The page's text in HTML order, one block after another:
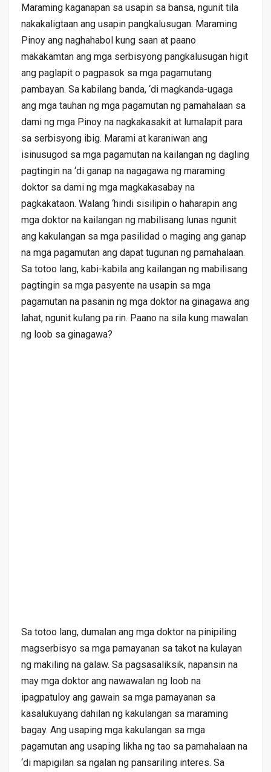
Maraming kaganapan sa usapin sa bansa, ngunit tila
nakakaligtaan ang usapin pangkalusugan. Maraming
Pinoy ang naghahabol kung saan at paano
makakamtan ang mga serbisyong pangkalusugan higit
ang paglapit o pagpasok sa mga pagamutang
pambayan. Sa kabilang banda, ‘di magkanda-ugaga
ang mga tauhan ng mga pagamutan ng pamahalaan sa
dami ng mga Pinoy na nagkakasakit at lumalapit para
sa serbisyong ibig. Marami at karaniwan ang
isinusugod sa mga pagamutan na kailangan ng dagling
pagtingin na ‘di ganap na nagagawa ng maraming
doktor sa dami ng mga magkakasabay na
pagkakataon. Walang ‘hindi sisilipin o haharapin ang
mga doktor na kailangan ng mabilisang lunas ngunit
ang kakulangan sa mga pasilidad o maging ang ganap
na mga pagamutan ang dapat tugunan ng pamahalaan.
Sa totoo lang, kabi-kabila ang kailangan ng mabilisang
pagtingin sa mga pasyente na usapin sa mga
pagamutan na pasanin ng mga doktor na ginagawa ang
lahat, ngunit kulang pa rin. Paano na sila kung mawalan
ng loob sa ginagawa?
Sa totoo lang, dumalan ang mga doktor na pinipiling
magserbisyo sa mga pamayanan sa takot na kulayan
ng makiling na galaw. Sa pagsasaliksik, napansin na
may mga doktor ang nawawalan ng loob na
ipagpatuloy ang gawain sa mga pamayanan sa
kasalukuyang dahilan ng kakulangan sa maraming
bagay. Ang usaping mga kakulangan sa mga
pagamutan ang usaping likha ng tao sa pamahalaan na
‘di mapigilan sa ngalan ng pansariling interes. Sa